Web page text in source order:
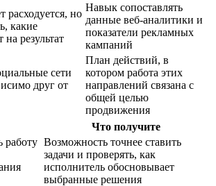
но
какие
результат
Навык сопоставлять
данные веб-аналитики и
показатели рекламных
кампаний
сети
друг от
План действий, в
котором работа этих
направлений связана с
общей целью
продвижения
Что получите
работу Возможность точнее ставить
задачи и проверять, как
исполнитель обосновывает
выбранные решения